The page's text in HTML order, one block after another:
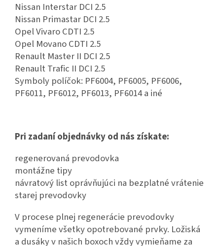
Nissan Interstar DCI 2.5
Nissan Primastar DCI 2.5
Opel Vivaro CDTI 2.5
Opel Movano CDTI 2.5
Renault Master II DCI 2.5
Renault Trafic II DCI 2.5
Symboly políčok: PF6004, PF6005, PF6006,
PF6011, PF6012, PF6013, PF6014 a iné
Pri zadaní objednávky od nás získate:
regenerovaná prevodovka
montážne tipy
návratový list oprávňujúci na bezplatné vrátenie
starej prevodovky
V procese plnej regenerácie prevodovky
vymeníme všetky opotrebované prvky. Ložiská
a dusáky v našich boxoch vždy vymieňame za